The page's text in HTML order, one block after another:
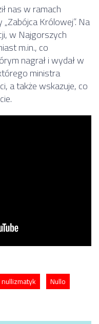
nas w ramach
Królowej”. Na
w Najgorszych
m.in., co
nagrał i wydał w
ministra
a także wskazuje, co
nullizmatyk
Nullo